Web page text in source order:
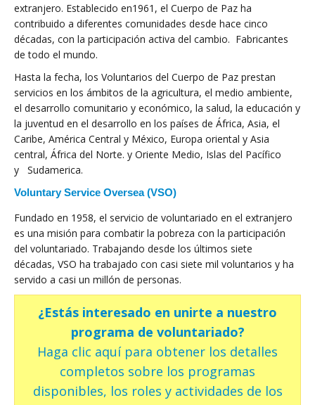
extranjero. Establecido en1961, el Cuerpo de Paz ha
contribuido a diferentes comunidades desde hace cinco
décadas, con la participación activa del cambio. Fabricantes
de todo el mundo.
Hasta la fecha, los Voluntarios del Cuerpo de Paz prestan
servicios en los ámbitos de la agricultura, el medio ambiente,
el desarrollo comunitario y económico, la salud, la educación y
la juventud en el desarrollo en los países de África, Asia, el
Caribe, América Central y México, Europa oriental y Asia
central, África del Norte. y Oriente Medio, Islas del Pacífico
y Sudamerica.
Voluntary Service Oversea (VSO)
Fundado en 1958, el servicio de voluntariado en el extranjero
es una misión para combatir la pobreza con la participación
del voluntariado. Trabajando desde los últimos siete
décadas, VSO ha trabajado con casi siete mil voluntarios y ha
servido a casi un millón de personas.
¿Estás interesado en unirte a nuestro
programa de voluntariado?
Haga clic aquí para obtener los detalles
completos sobre los programas
disponibles, los roles y actividades de los